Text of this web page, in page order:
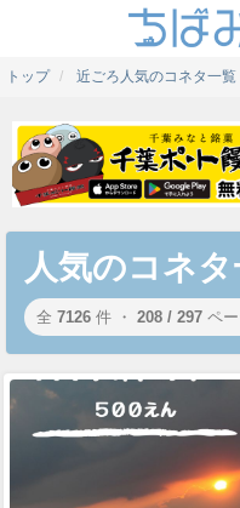
トップ 近ごろ人気のコネタ一覧
人気のコネ
全 7126 件 ・ 208 / 297 ペ